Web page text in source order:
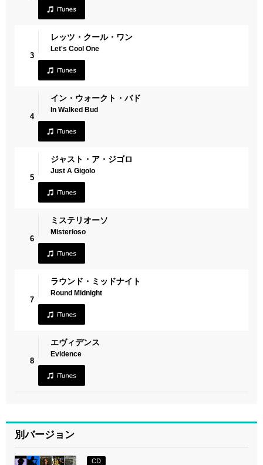
3
レッツ・クール・ワン
Let's Cool One
4
イン・ウォークト・バド
In Walked Bud
5
ジャスト・ア・ジゴロ
Just A Gigolo
6
ミステリオーソ
Misterioso
7
ラウンド・ミッドナイト
Round Midnight
8
エヴィデンス
Evidence
別バージョン
CD